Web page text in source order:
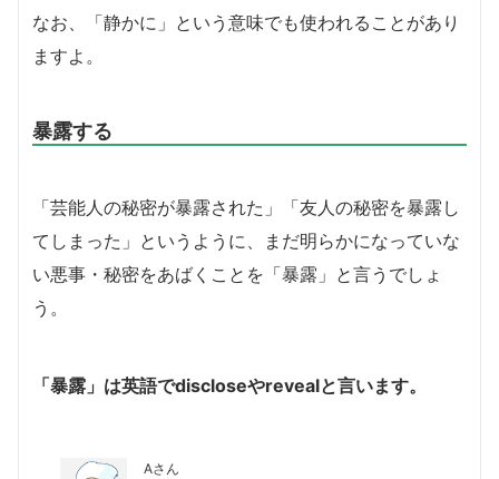
なお、「静かに」という意味でも使われることがあり
ますよ。
暴露する
「芸能人の秘密が暴露された」「友人の秘密を暴露し
てしまった」というように、まだ明らかになっていな
い悪事・秘密をあばくことを「暴露」と言うでしょ
う。
「暴露」は英語でdiscloseやrevealと言います。
Aさん